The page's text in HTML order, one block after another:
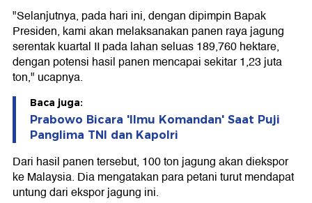
"Selanjutnya, pada hari ini, dengan dipimpin Bapak
Presiden, kami akan melaksanakan panen raya jagung
serentak kuartal II pada lahan seluas 189,760 hektare,
dengan potensi hasil panen mencapai sekitar 1,23 juta
ton," ucapnya.
Baca juga:
Prabowo Bicara 'Ilmu Komandan' Saat Puji
Panglima TNI dan Kapolri
Dari hasil panen tersebut, 100 ton jagung akan diekspor
ke Malaysia. Dia mengatakan para petani turut mendapat
untung dari ekspor jagung ini.